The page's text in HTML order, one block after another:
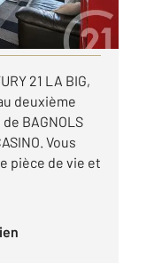
21 LA BIG,
deuxième
BAGNOLS
Vous
pièce de vie et